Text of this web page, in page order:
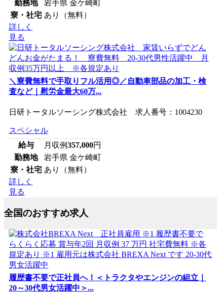
勤務地
岩手県 金ケ崎町
寮・社宅 あり（無料）
詳しく
見る
＼寮費無料で手取りフル活用◎／自動車部品の加工・検
査など｜慰労金最大60万...
日研トータルソーシング株式会社 求人番号：1004230
スペシャル
給与
月収例357,000円
勤務地
岩手県 金ケ崎町
寮・社宅 あり（無料）
詳しく
見る
全国のおすすめ求人
履歴書不要で正社員へ！＜トラクタやエンジンの組立｜
20～30代男女活躍中＞...